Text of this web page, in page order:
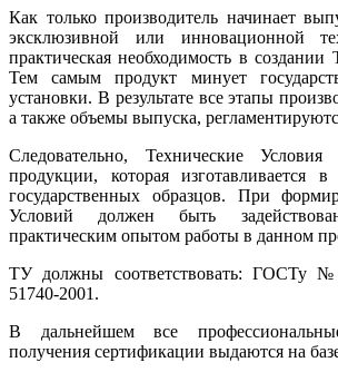
Как только производитель начинает
эксклюзивной или инновационной
практическая необходимость в создании
Тем самым продукт минует
установки. В результате все этапы
а также объемы выпуска,
Следовательно, Технические
продукции, которая изготавливается в
государственных образцов. При
Условий должен быть
практическим опытом работы в данном
ТУ должны соответствовать: ГОСТу
51740-2001.
В дальнейшем все
получения сертификации выдаются на